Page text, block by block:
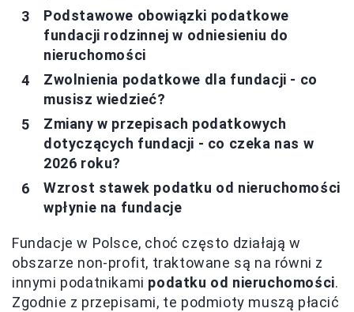
Podstawowe obowiązki podatkowe
fundacji rodzinnej w odniesieniu do
nieruchomości
Zwolnienia podatkowe dla fundacji - co
musisz wiedzieć?
Zmiany w przepisach podatkowych
dotyczących fundacji - co czeka nas w
2026 roku?
Wzrost stawek podatku od nieruchomości
wpłynie na fundacje
Fundacje w Polsce, choć często działają w
obszarze non-profit, traktowane są na równi z
innymi podatnikami podatku od nieruchomości.
Zgodnie z przepisami, te podmioty muszą płacić